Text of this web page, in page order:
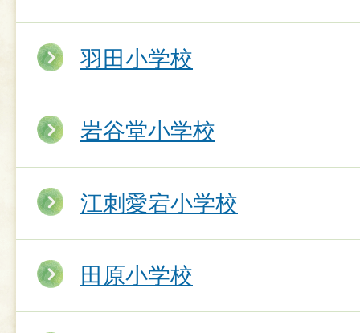
羽田小学校
岩谷堂小学校
江刺愛宕小学校
田原小学校